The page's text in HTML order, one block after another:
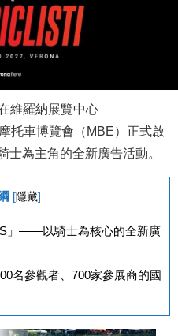
維羅納展覽中心
托車博覽會（MBE）正式啟
士為主角的全新廣告活動。
[隱藏]
」——以騎士為核心的全新廣
名參觀者、700家參展商的國